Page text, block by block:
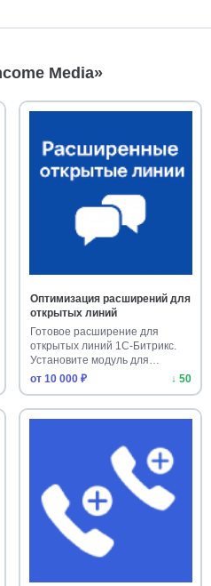
Media»
Оптимизация расширений для
открытых линий
Готовое расширение для
открытых линий 1С-Битрикс.
Установите модуль для
улучшени…
от 10 000 ₽ ↓ 50